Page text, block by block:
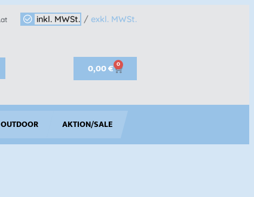
inkl. MWSt. / exkl. MWSt.
0,00€ 0
OUTDOOR AKTION/SALE